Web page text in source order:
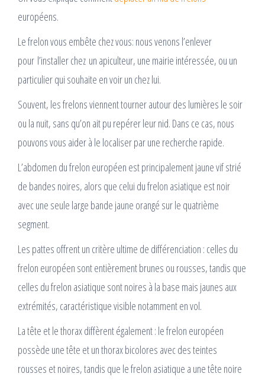
européens.
Le frelon vous embête chez vous: nous venons l’enlever
pour l’installer chez un apiculteur, une mairie intéressée, ou un
particulier qui souhaite en voir un chez lui.
Souvent, les frelons viennent tourner autour des lumières le soir
ou la nuit, sans qu’on ait pu repérer leur nid. Dans ce cas, nous
pouvons vous aider à le localiser par une recherche rapide.
L’abdomen du frelon européen est principalement jaune vif strié
de bandes noires, alors que celui du frelon asiatique est noir
avec une seule large bande jaune orangé sur le quatrième
segment.
Les pattes offrent un critère ultime de différenciation : celles du
frelon européen sont entièrement brunes ou rousses, tandis que
celles du frelon asiatique sont noires à la base mais jaunes aux
extrémités, caractéristique visible notamment en vol.
La tête et le thorax diffèrent également : le frelon européen
possède une tête et un thorax bicolores avec des teintes
rousses et noires, tandis que le frelon asiatique a une tête noire